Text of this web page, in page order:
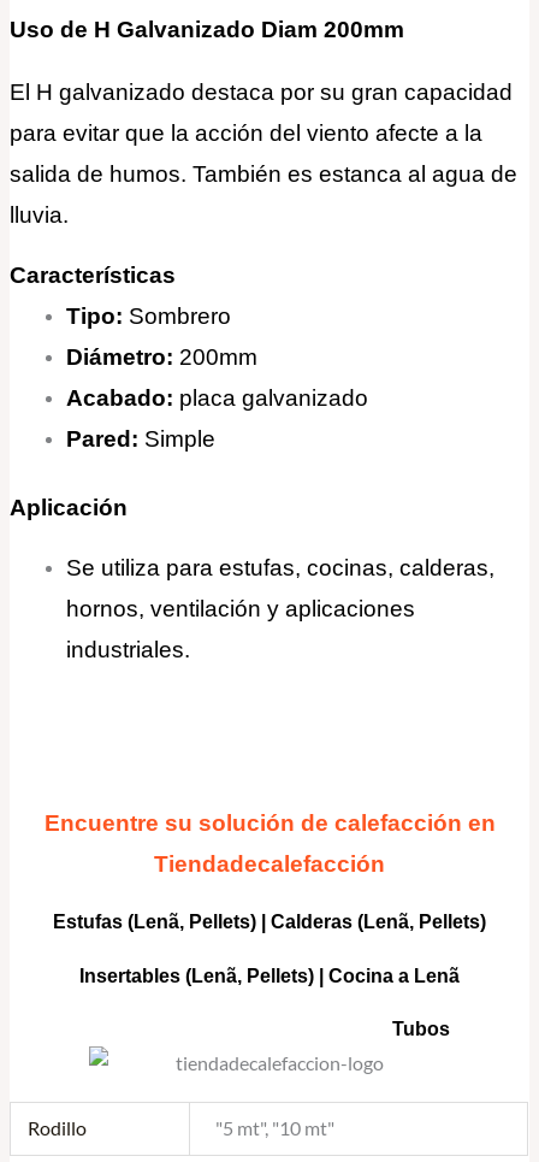
Uso de H Galvanizado Diam 200mm
El H galvanizado destaca por su gran capacidad
para evitar que la acción del viento afecte a la
salida de humos. También es estanca al agua de
lluvia.
Características
Tipo: Sombrero
Diámetro: 200mm
Acabado: placa galvanizado
Pared: Simple
Aplicación
Se utiliza para estufas, cocinas, calderas,
hornos, ventilación y aplicaciones
industriales.
Encuentre su solución de calefacción en
Tiendadecalefacción
Estufas (Lenã, Pellets) Calderas (Lenã, Pellets)
Insertables (Lenã, Pellets) | Cocina a Lenã
Tubos
Rodillo "5 mt", "10 mt"